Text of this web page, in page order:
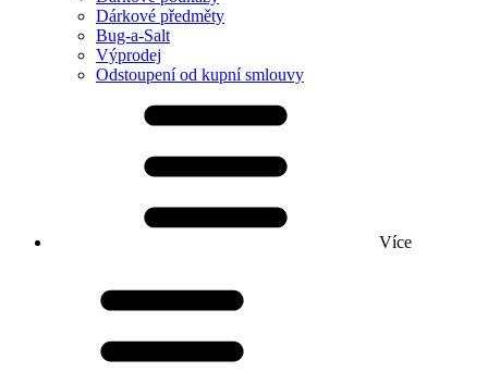
Dárkové předměty
Bug-a-Salt
Výprodej
Odstoupení od kupní smlouvy
Více